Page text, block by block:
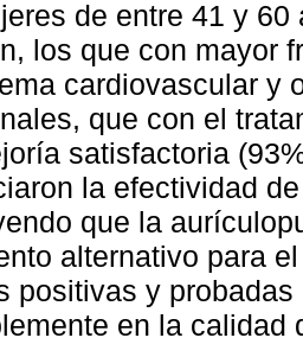
de entre 41 y
los que con mayor
cardiovascular y
que con el
satisfactoria
la efectividad
que la
alternativo para
positivas y
en la calidad